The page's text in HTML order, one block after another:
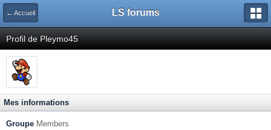
← Accueil LS forums
Profil de Pleymo45
Mes informations
Groupe Members